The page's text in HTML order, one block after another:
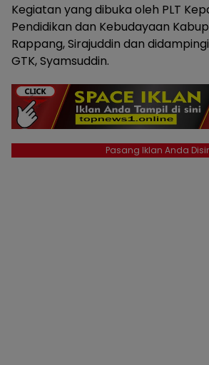
Kegiatan yang dibuka oleh PLT
Pendidikan dan Kebudayaan
Rappang, Sirajuddin dan
GTK, Syamsuddin.
Pasang Iklan Anda